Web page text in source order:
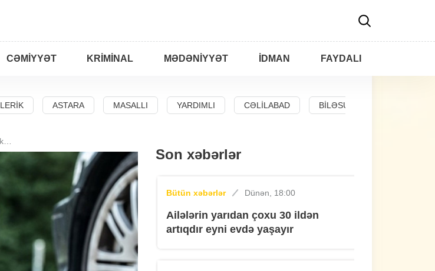
CƏMIYYƏT KRIMINAL MƏDƏNIYYƏT İDMAN FAYDALI
LERIK ASTARA MASALLI YARDIMLI CƏLILABAD BILƏSUVAR
Son xəbərlər
Bütün xəbərlər Dünən, 18:00
Ailələrin yarıdan çoxu 30 ildən
artıqdır eyni evdə yaşayır